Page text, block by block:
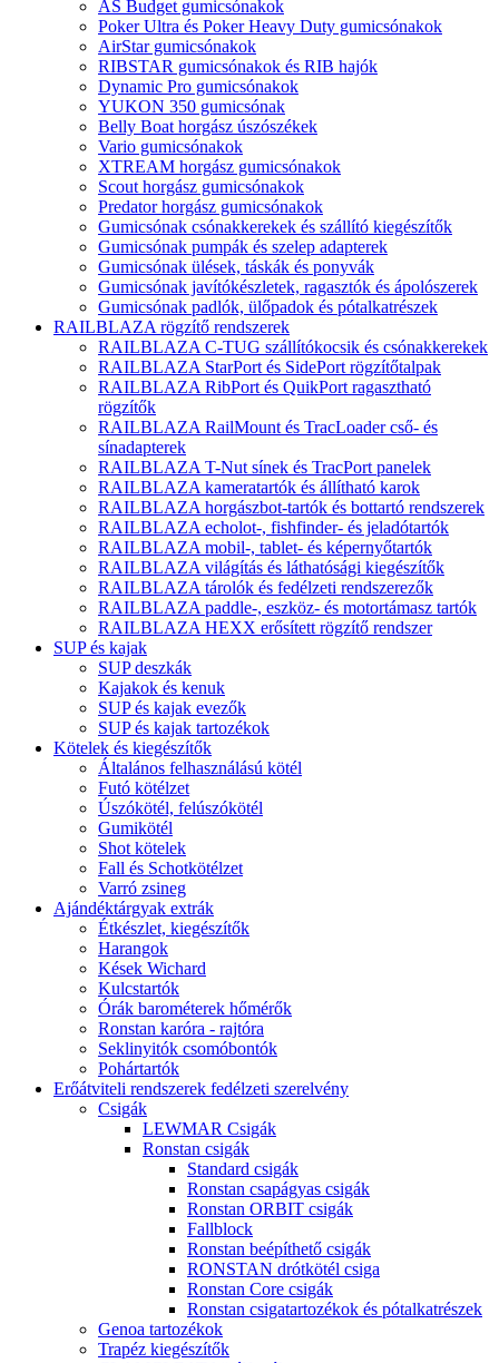
AS Budget gumicsónakok
Poker Ultra és Poker Heavy Duty gumicsónakok
AirStar gumicsónakok
RIBSTAR gumicsónakok és RIB hajók
Dynamic Pro gumicsónakok
YUKON 350 gumicsónak
Belly Boat horgász úszószékek
Vario gumicsónakok
XTREAM horgász gumicsónakok
Scout horgász gumicsónakok
Predator horgász gumicsónakok
Gumicsónak csónakkerekek és szállító kiegészítők
Gumicsónak pumpák és szelep adapterek
Gumicsónak ülések, táskák és ponyvák
Gumicsónak javítókészletek, ragasztók és ápolószerek
Gumicsónak padlók, ülőpadok és pótalkatrészek
RAILBLAZA rögzítő rendszerek
RAILBLAZA C-TUG szállítókocsik és csónakkerekek
RAILBLAZA StarPort és SidePort rögzítőtalpak
RAILBLAZA RibPort és QuikPort ragasztható
rögzítők
RAILBLAZA RailMount és TracLoader cső- és
sínadapterek
RAILBLAZA T-Nut sínek és TracPort panelek
RAILBLAZA kameratartók és állítható karok
RAILBLAZA horgászbot-tartók és bottartó rendszerek
RAILBLAZA echolot-, fishfinder- és jeladótartók
RAILBLAZA mobil-, tablet- és képernyőtartók
RAILBLAZA világítás és láthatósági kiegészítők
RAILBLAZA tárolók és fedélzeti rendszerezők
RAILBLAZA paddle-, eszköz- és motortámasz tartók
RAILBLAZA HEXX erősített rögzítő rendszer
SUP és kajak
SUP deszkák
Kajakok és kenuk
SUP és kajak evezők
SUP és kajak tartozékok
Kötelek és kiegészítők
Általános felhasználású kötél
Futó kötélzet
Úszókötél, felúszókötél
Gumikötél
Shot kötelek
Fall és Schotkötélzet
Varró zsineg
Ajándéktárgyak extrák
Étkészlet, kiegészítők
Harangok
Kések Wichard
Kulcstartók
Órák barométerek hőmérők
Ronstan karóra - rajtóra
Seklinyitók csomóbontók
Pohártartók
Erőátviteli rendszerek fedélzeti szerelvény
Csigák
LEWMAR Csigák
Ronstan csigák
Standard csigák
Ronstan csapágyas csigák
Ronstan ORBIT csigák
Fallblock
Ronstan beépíthető csigák
RONSTAN drótkötél csiga
Ronstan Core csigák
Ronstan csigatartozékok és pótalkatrészek
Genoa tartozékok
Trapéz kiegészítők